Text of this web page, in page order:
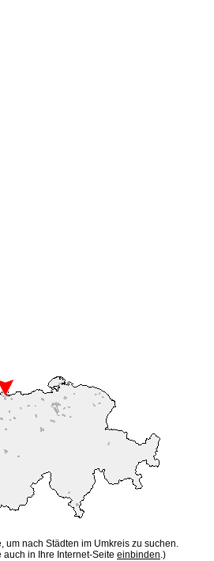
um nach Städten im Umkreis zu suchen.
in Ihre Internet-Seite einbinden.)